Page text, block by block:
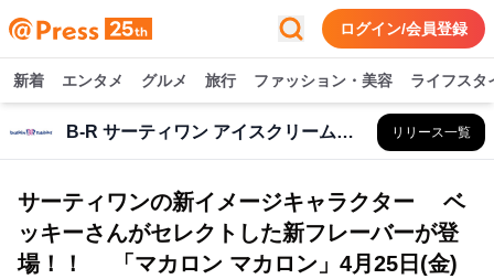
ログイン/会員登録
新着 エンタメ グルメ 旅行 ファッション・美容 ライフスタ
B-R サーティワン アイスクリーム株式会社 リリース一覧
サーティワンの新イメージキャラクター ベ
ッキーさんがセレクトした新フレーバーが登
場！！ 「マカロン マカロン」4月25日(金)